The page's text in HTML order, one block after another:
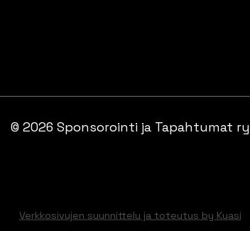
© 2026 Sponsorointi ja Tapahtumat ry
Verkkosivujen suunnittelu ja toteutus by Kuasi